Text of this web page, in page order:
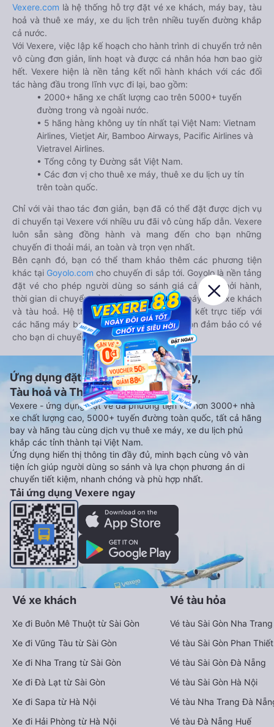
Vexere.com là hệ thống hỗ trợ đặt vé xe khách, máy bay, tàu
hoả và thuê xe máy, xe du lịch trên nhiều tuyến đường khắp
cả nước.
Với Vexere, việc lập kế hoạch cho hành trình di chuyển trở nên
vô cùng đơn giản, linh hoạt và được cá nhân hóa hơn bao giờ
hết. Vexere hiện là nền tảng kết nối hành khách với các đối
tác hàng đầu trong lĩnh vực đi lại, bao gồm:
• 2000+ hãng xe chất lượng cao trên 5000+ tuyến
đường trong và ngoài nước.
• 5 hãng hàng không uy tín nhất tại Việt Nam: Vietnam
Airlines, Vietjet Air, Bamboo Airways, Pacific Airlines và
Vietravel Airlines.
• Tổng công ty Đường sắt Việt Nam.
• Các đơn vị cho thuê xe máy, thuê xe du lịch uy tín
trên toàn quốc.
Chỉ với vài thao tác đơn giản, bạn đã có thể đặt được dịch vụ
di chuyển tại Vexere với nhiều ưu đãi vô cùng hấp dẫn. Vexere
luôn sẵn sàng đồng hành và mang đến cho bạn những
chuyến đi thoải mái, an toàn và trọn vẹn nhất.
Bên cạnh đó, bạn có thể tham khảo thêm các phương tiện
khác tại Goyolo.com cho chuyến đi sắp tới. Goyolo là nền tảng
đặt vé cho phép người dùng so sánh giá cả, giờ khởi hành,
thời gian di chuyển của nhiều phương tiện máy bay, xe khách
và tàu hoả. Hệ thống của Goyolo được liên kết trực tiếp với
các hãng máy bay, xe khách và tàu hoả, luôn đảm bảo có vé
cho bạn di chuyển.
Ứng dụng đặt vé Xe khách, Máy bay,
Tàu hoả và Thuê xe
Vexere - ứng dụng đặt vé đa phương tiện với hơn 3000+ nhà
xe chất lượng cao, 5000+ tuyến đường toàn quốc, tất cả hãng
bay và hãng tàu cùng dịch vụ thuê xe máy, xe du lịch phủ
khắp các tỉnh thành tại Việt Nam.
Ứng dụng hiển thị thông tin đầy đủ, minh bạch cùng vô vàn
tiện ích giúp người dùng so sánh và lựa chọn phương án di
chuyển tiết kiệm, nhanh chóng và phù hợp nhất.
Tải ứng dụng Vexere ngay
Vé xe khách
Xe đi Buôn Mê Thuột từ Sài Gòn
Xe đi Vũng Tàu từ Sài Gòn
Xe đi Nha Trang từ Sài Gòn
Xe đi Đà Lạt từ Sài Gòn
Xe đi Sapa từ Hà Nội
Xe đi Hải Phòng từ Hà Nội
Vé tàu hỏa
Vé tàu Sài Gòn Nha Trang
Vé tàu Sài Gòn Phan Thiết
Vé tàu Sài Gòn Đà Nẵng
Vé tàu Sài Gòn Hà Nội
Vé tàu Nha Trang Đà
Vé tàu Đà Nẵng Huế